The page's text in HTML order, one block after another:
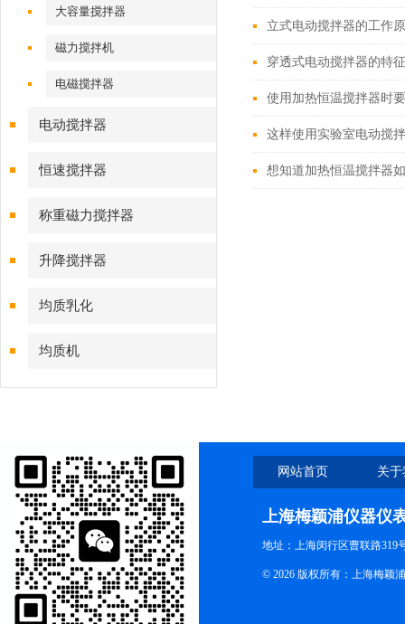
大容量搅拌器
磁力搅拌机
电磁搅拌器
电动搅拌器
恒速搅拌器
称重磁力搅拌器
升降搅拌器
均质乳化
均质机
立式电动搅拌器的工作
穿透式电动搅拌器的特
使用加热恒温搅拌器时
这样使用实验室电动搅
想知道加热恒温搅拌器
网站首页 关
上海梅颖浦仪器仪
地址：上海闵行区曹联路319
© 2026 版权所有：上海梅颖